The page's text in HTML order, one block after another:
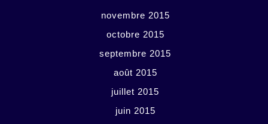
novembre 2015
octobre 2015
septembre 2015
août 2015
juillet 2015
juin 2015